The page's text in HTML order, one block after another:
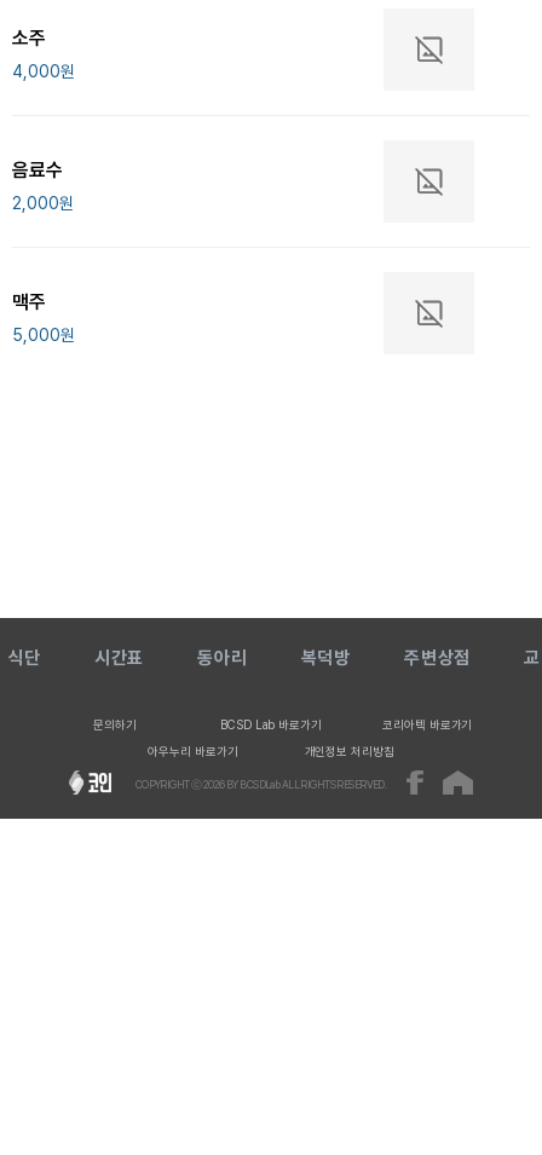
소주
4,000원
음료수
2,000원
맥주
5,000원
식단 시간표 동아리 복덕방 주변상점
문의하기 BCSD Lab 바로가기
코리아텍 바로가기
아우누리 바로가기
개인정보 처리방침
COPYRIGHT ⓒ2026BY BCSDLab ALL RIGHTS RESERVED.